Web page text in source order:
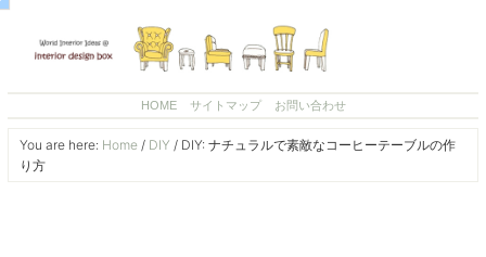
HOME サイトマップ お問い合わせ
You are here: Home / DIY /DIY: ナチュラルで素敵なコーヒーテーブルの作
り方